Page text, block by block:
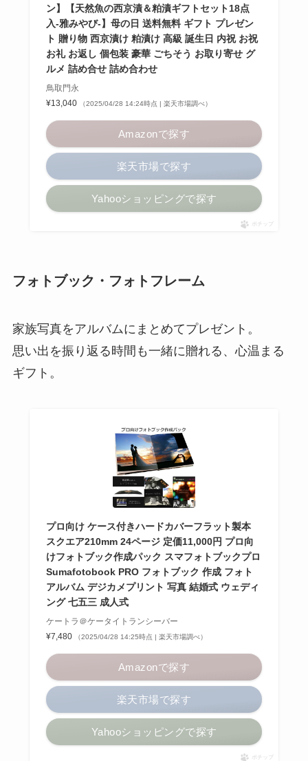
ン】【天然魚の西京漬＆粕漬ギフトセット18点
入-雅みやび-】母の日 送料無料 ギフト プレゼン
ト 贈り物 西京漬け 粕漬け 高級 誕生日 内祝 お祝
お礼 お返し 個包装 豪華 ごちそう お取り寄せ グ
ルメ 詰め合せ 詰め合わせ
鳥取門永
¥13,040
（2025/04/28 14:24時点 | 楽天市場調べ）
Amazonで探す
楽天市場で探す
Yahooショッピングで探す
ポチップ
フォトブック・フォトフレーム
家族写真をアルバムにまとめてプレゼント。
思い出を振り返る時間も一緒に贈れる、心温まる
ギフト。
プロ向け ケース付きハードカバーフラット製本
スクエア210mm 24ページ 定価11,000円 プロ向
けフォトブック作成パック スマフォトブックプロ
Sumafotobook PRO フォトブック 作成 フォト
アルバム デジカメプリント 写真 結婚式 ウェディ
ング 七五三 成人式
ケートラ＠ケータイトランシーバー
¥7,480
（2025/04/28 14:25時点 | 楽天市場調べ）
Amazonで探す
楽天市場で探す
Yahooショッピングで探す
ポチップ